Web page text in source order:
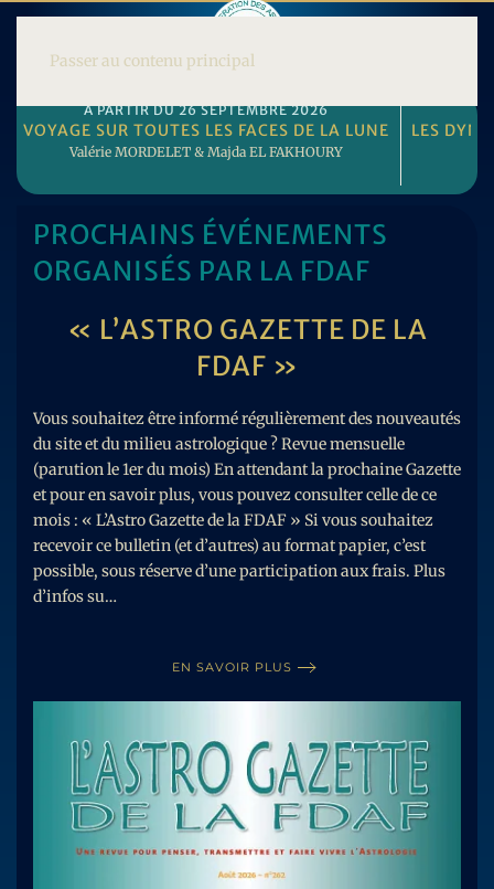
Passer au contenu principal
À PARTIR DU 26 SEPTEMBRE 2026
VOYAGE SUR TOUTES LES FACES DE LA LUNE
Valérie MORDELET & Majda EL FAKHOURY
LES
PROCHAINS ÉVÉNEMENTS
ORGANISÉS PAR LA FDAF
« L’ASTRO GAZETTE DE LA
FDAF »
Vous souhaitez être informé régulièrement des nouveautés
du site et du milieu astrologique ? Revue mensuelle
(parution le 1er du mois) En attendant la prochaine Gazette
et pour en savoir plus, vous pouvez consulter celle de ce
mois : « L’Astro Gazette de la FDAF » Si vous souhaitez
recevoir ce bulletin (et d’autres) au format papier, c’est
possible, sous réserve d’une participation aux frais. Plus
d’infos su…
EN SAVOIR PLUS